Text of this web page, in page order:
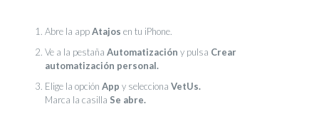
Abre la appAtajos en tu iPhone.
Ve a la pestaña Automatización y pulsa Crear
automatización personal.
Elige la opción App y selecciona VetUs.
Marca la casilla Se abre.